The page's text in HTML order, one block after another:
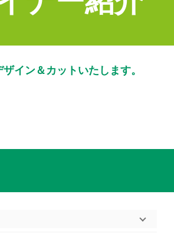
イン＆カットいたします。